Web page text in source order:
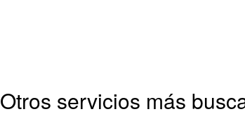
Otros servicios más